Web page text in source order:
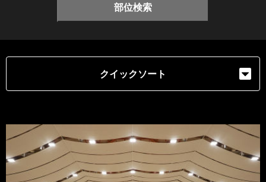
部位検索
クイックソート